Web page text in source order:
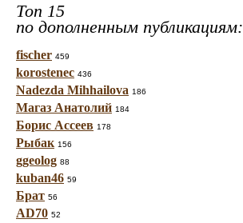
Топ 15
по дополненным публикациям:
fischer 459
korostenec 436
Nadezda Mihhailova 186
Магаз Анатолий 184
Борис Ассеев 178
Рыбак 156
ggeolog 88
kuban46 59
Брат 56
AD70 52